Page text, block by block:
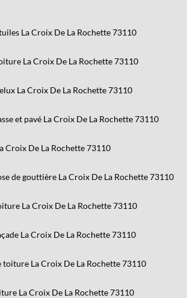
La Croix De La Rochette 73110
La Croix De La Rochette 73110
La Croix De La Rochette 73110
et pavé La Croix De La Rochette 73110
Croix De La Rochette 73110
de gouttière La Croix De La Rochette 73110
La Croix De La Rochette 73110
La Croix De La Rochette 73110
toiture La Croix De La Rochette 73110
La Croix De La Rochette 73110